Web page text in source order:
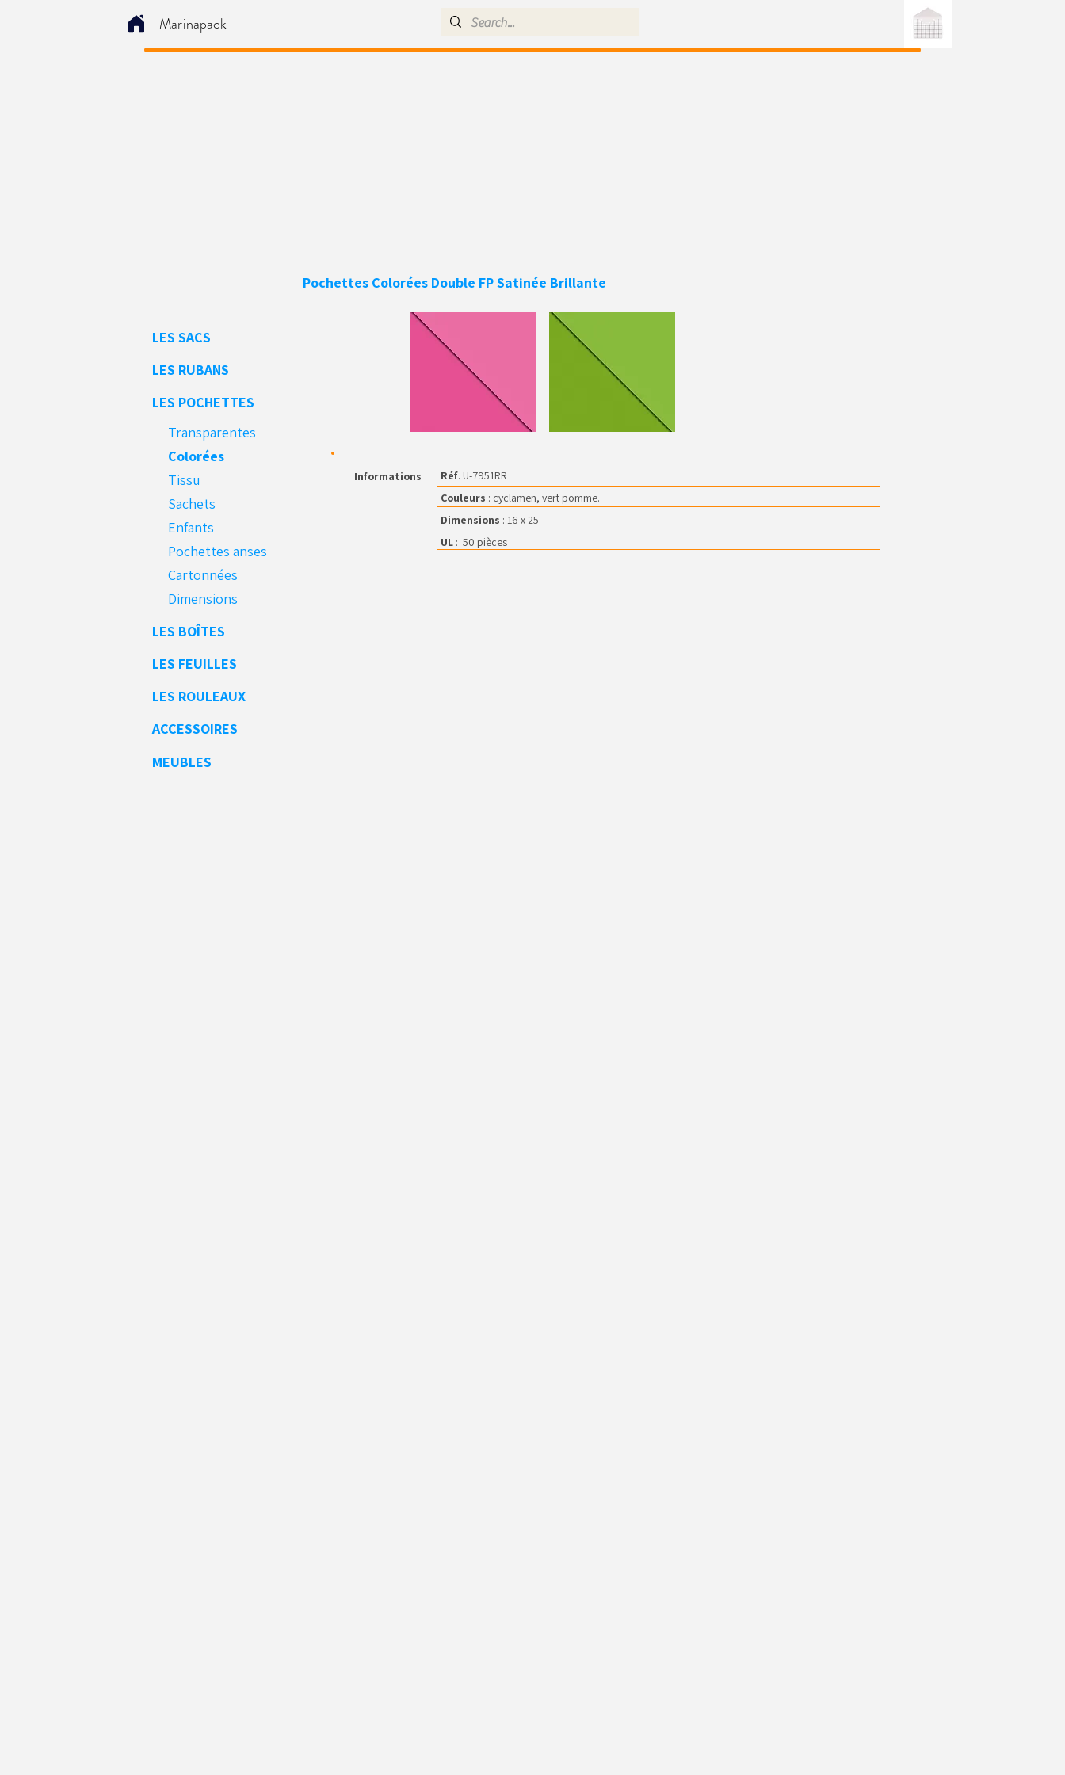
Marinapack
Pochettes Colorées Double FP Satinée Brillante
LES SACS
LES RUBANS
LES POCHETTES
Transparentes
Colorées
Tissu
Sachets
Enfants
Pochettes anses
Cartonnées
Informations Réf. U-7951RR
Couleurs : cyclamen, vert pomme.
Dimensions : 16 x 25
UL : 50 pièces
Dimensions
LES BOÎTES
LES FEUILLES
LES ROULEAUX
ACCESSOIRES
MEUBLES